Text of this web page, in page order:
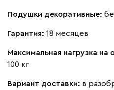
Кларинс
Подушки декоративные:
Гарантия: 18 месяцев
Максимальная нагрузка
100 кг
Вариант доставки: в